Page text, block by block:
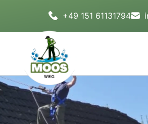
+49 151 61131794